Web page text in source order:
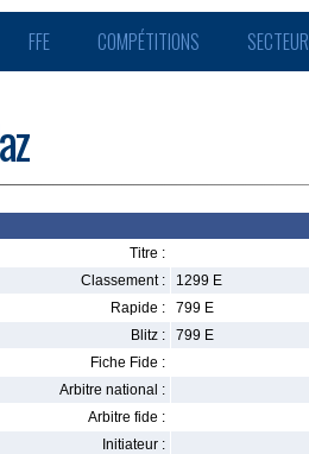
FFE COMPÉTITIONS
Titre :
Classement :
1299 E
Rapide :
799 E
Blitz :
799 E
Fiche Fide :
Arbitre national :
Arbitre fide :
Initiateur :